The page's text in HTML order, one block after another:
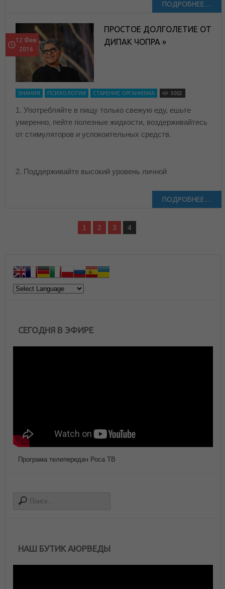
ПОДРОБНЕЕ…
12 Фев
2016
ПРОСТОЕ ДОЛГОЛЕТИЕ ОТ
ДИПАК ЧОПРА »
ЗНАНИЯ ПСИХОЛОГИЯ СТАРЕНИЕ ОРГАНИЗМА 3002
1. Употребляйте в пищу только свежую еду, ешьте
умеренно, пейте полезные жидкости, воздерживайтесь
от стимуляторов и успокоительных средств.
2. Поддерживайте высокий уровень личной
ПОДРОБНЕЕ…
1 2 3 4
СЕГОДНЯ В ЭФИРЕ
Програма телепередач Роса ТВ
НАШ БУТИК АЮРВЕДЫ